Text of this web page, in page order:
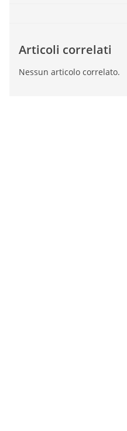
Articoli correlati
Nessun articolo correlato.